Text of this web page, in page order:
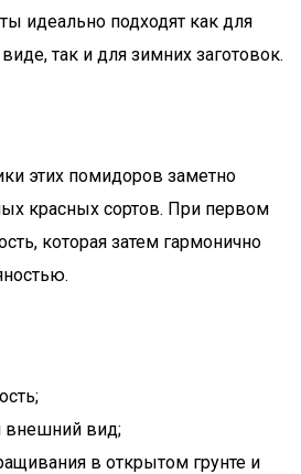
идеально подходят как для
так и для зимних заготовок.
этих помидоров заметно
красных сортов. При первом
которая затем гармонично
внешний вид;
в открытом грунте и